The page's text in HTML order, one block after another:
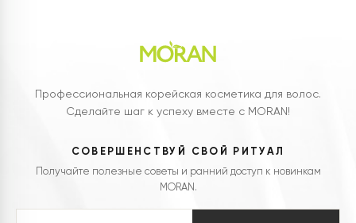
Профессиональная корейская косметика для волос.
Сделайте шаг к успеху вместе с MORAN!
СОВЕРШЕНСТВУЙ СВОЙ РИТУАЛ
Получайте полезные советы и ранний доступ к новинкам
MORAN.